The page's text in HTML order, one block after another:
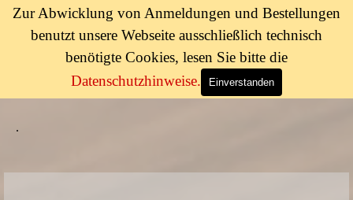
Zur Abwicklung von Anmeldungen und Bestellungen
benutzt unsere Webseite ausschließlich technisch
benötigte Cookies, lesen Sie bitte die
Datenschutzhinweise.
Einverstanden
Direkt zum Seiteninhalt
TuS Haardt 1886 e.V.
Menü überspringen
.